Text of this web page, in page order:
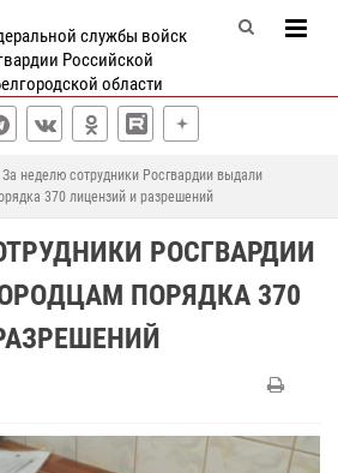
службы войск
Российской
области
За неделю сотрудники Росгвардии выдали
370 лицензий и разрешений
РОСГВАРДИИ
ПОРЯДКА 370